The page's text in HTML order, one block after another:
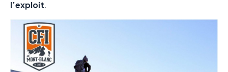
l’exploit.